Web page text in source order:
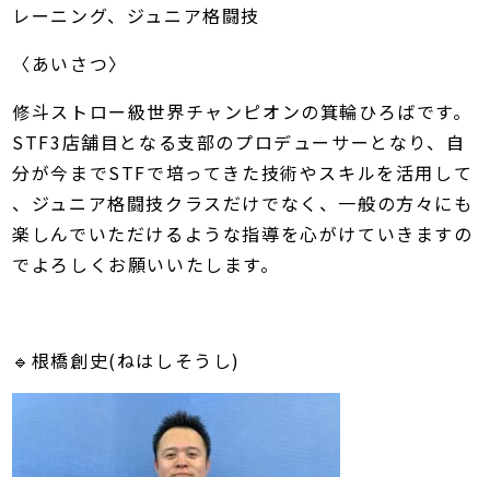
レーニング、ジュニア格闘技
〈あいさつ〉
修斗ストロー級世界チャンピオンの箕輪ひろばです。
STF3店舗目となる支部のプロデューサーとなり、自
分が今までSTFで培ってきた技術やスキルを活用して
、ジュニア格闘技クラスだけでなく、一般の方々にも
楽しんでいただけるような指導を心がけていきますの
でよろしくお願いいたします。
🔹根橋創史(ねはしそうし)